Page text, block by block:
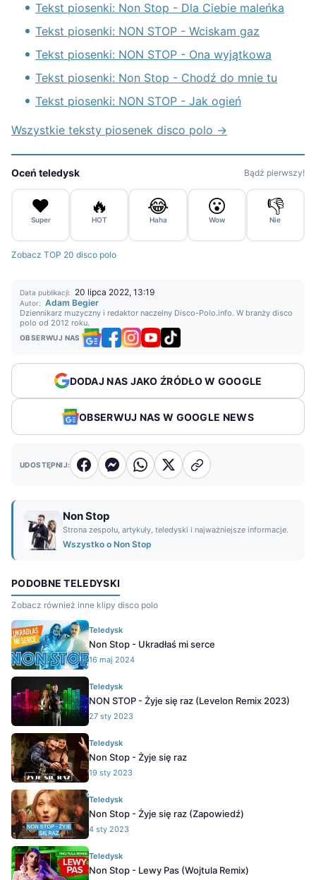
Tekst piosenki: Non Stop - Dla Ciebie maleńka
Tekst piosenki: NON STOP - Wciskam gaz
Tekst piosenki: NON STOP - Ona wyjątkowa
Tekst piosenki: Non Stop - Chodź do mnie tu
Tekst piosenki: NON STOP - Jak ogień
Wszystkie teksty piosenek disco polo →
Oceń teledysk Bądź pierwszy!
❤️
Super
🔥
HOT
😂
Haha
😮
Wow
👎
Nie
Zobacz TOP 20 disco polo
Data publikacji: 20 lipca 2022, 13:19
Autor: Adam Begier
Dziennikarz muzyczny i redaktor naczelny Disco-Polo.info. W branży disco
polo od 2012 roku.
OBSERWUJ NAS
DODAJ NAS JAKO ŹRÓDŁO W GOOGLE
OBSERWUJ NAS W GOOGLE NEWS
UDOSTĘPNIJ:
Non Stop
Strona zespołu, artykuły, teledyski i najważniejsze informacje.
Wszystko o Non Stop
PODOBNE TELEDYSKI
Zobacz również inne klipy disco polo
Teledysk
Non Stop - Ukradłaś mi serce
16 maj 2024
Teledysk
NON STOP - Żyje się raz (Levelon Remix 2023)
27 sty 2023
Teledysk
Non Stop - Żyje się raz
19 sty 2023
Teledysk
Non Stop - Żyje się raz (Zapowiedź)
4 sty 2023
Teledysk
Non Stop - Lewy Pas (Wojtula Remix)